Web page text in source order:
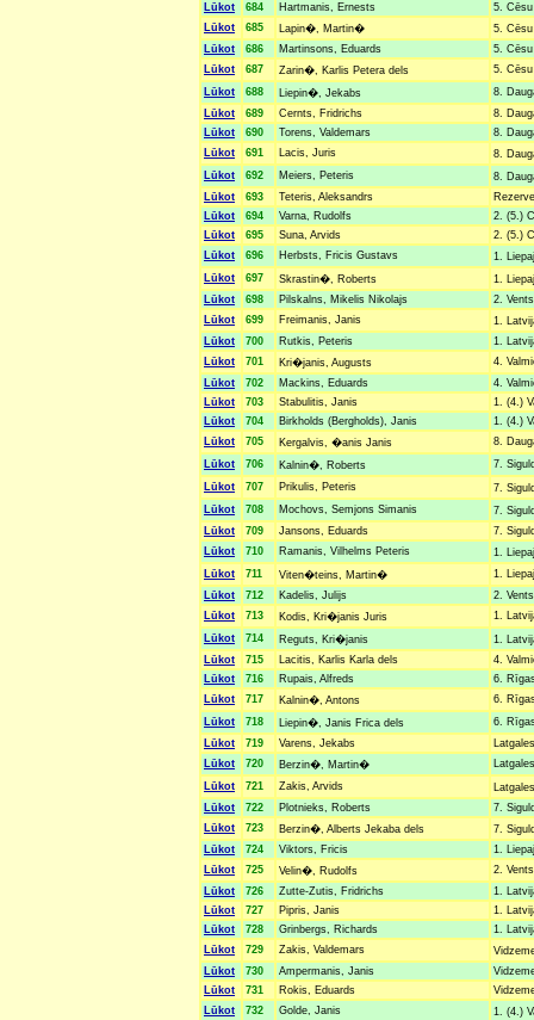
Lūkot
684 Hartmanis, Ernests
5.
Lūkot
685 Lapin�, Martin�
5.
Lūkot
686 Martinsons, Eduards
5.
Lūkot
687 Zarin�, Karlis Petera dels
5.
Lūkot
688 Liepin�, Jekabs
8.
Lūkot
689 Cernts, Fridrichs
8.
Lūkot
690 Torens, Valdemars
8.
Lūkot
691 Lacis, Juris
8.
Lūkot
692 Meiers, Peteris
8.
Lūkot
693 Teteris, Aleksandrs
Lūkot
694 Varna, Rudolfs
2. (5.)
Lūkot
695 Suna, Arvids
2. (5.)
Lūkot
696 Herbsts, Fricis Gustavs
1.
Lūkot
697 Skrastin�, Roberts
1.
Lūkot
698 Pilskalns, Mikelis Nikolajs
2.
Lūkot
699 Freimanis, Janis
1.
Lūkot
700 Rutkis, Peteris
1.
Lūkot
701 Kri�janis, Augusts
4.
Lūkot
702 Mackins, Eduards
4.
Lūkot
703 Stabulitis, Janis
1. (4.)
Lūkot
704 Birkholds (Bergholds), Janis
1. (4.)
Lūkot
705 Kergalvis, �anis Janis
8.
Lūkot
706 Kalnin�, Roberts
7.
Lūkot
707 Prikulis, Peteris
7.
Lūkot
708 Mochovs, Semjons Simanis
7.
Lūkot
709 Jansons, Eduards
7.
Lūkot
710 Ramanis, Vilhelms Peteris
1.
Lūkot
711 Viten�teins, Martin�
1.
Lūkot
712 Kadelis, Julijs
2.
Lūkot
713 Kodis, Kri�janis Juris
1.
Lūkot
714 Reguts, Kri�janis
1.
Lūkot
715 Lacitis, Karlis Karla dels
4.
Lūkot
716 Rupais, Alfreds
6.
Lūkot
717 Kalnin�, Antons
6.
Lūkot
718 Liepin�, Janis Frica dels
6.
Lūkot
719 Varens, Jekabs
Lūkot
720 Berzin�, Martin�
Lūkot
721 Zakis, Arvids
Lūkot
722 Plotnieks, Roberts
7.
Lūkot
723 Berzin�, Alberts Jekaba dels
7.
Lūkot
724 Viktors, Fricis
1.
Lūkot
725 Velin�, Rudolfs
2.
Lūkot
726 Zutte-Zutis, Fridrichs
1.
Lūkot
727 Pipris, Janis
1.
Lūkot
728 Grinbergs, Richards
1.
Lūkot
729 Zakis, Valdemars
Lūkot
730 Ampermanis, Janis
Lūkot
731 Rokis, Eduards
Lūkot
732 Golde, Janis
1. (4.)